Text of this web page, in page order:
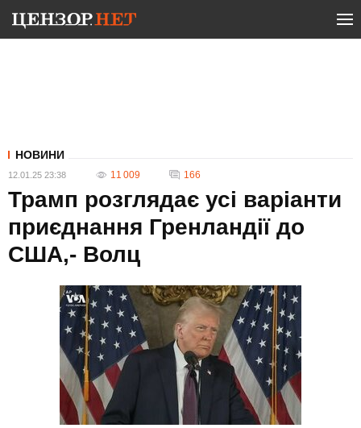
НОВИНИ
12.01.25 23:38 11 009 166
Трамп розглядає усі варіанти
приєднання Гренландії до
США,- Волц